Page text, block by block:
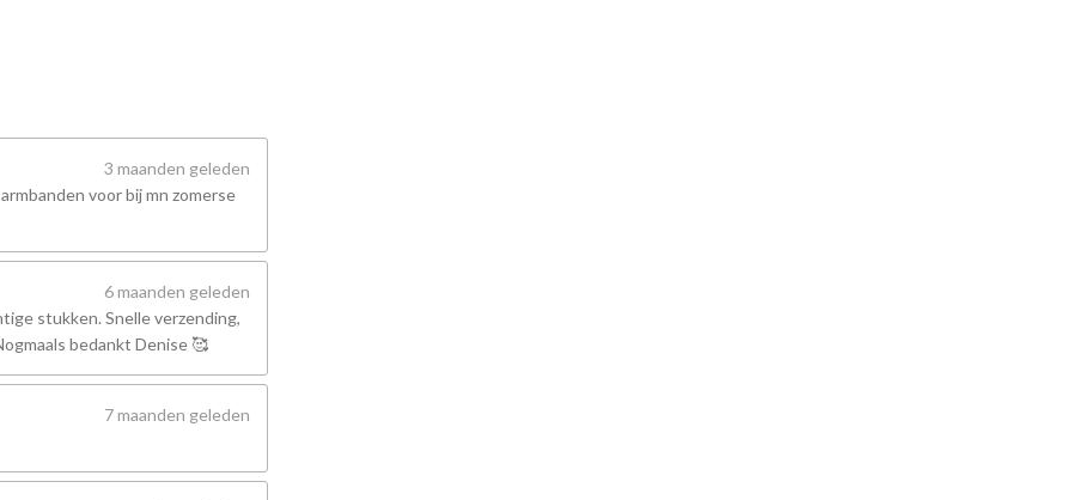
3 maanden geleden
voor bij mn zomerse
6 maanden geleden
stukken. Snelle verzending,
bedankt Denise 🥰
7 maanden geleden